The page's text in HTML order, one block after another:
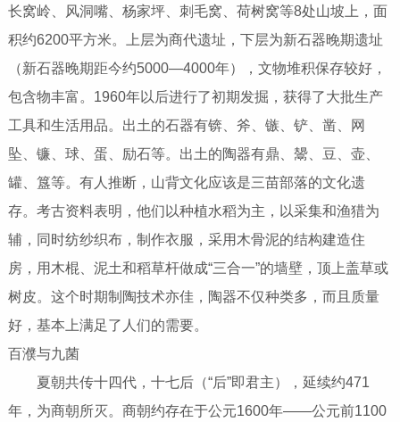
长窝岭、风洞嘴、杨家坪、刺毛窝、荷树窝等8处山坡上，面
积约6200平方米。上层为商代遗址，下层为新石器晚期遗址
（新石器晚期距今约5000—4000年），文物堆积保存较好，
包含物丰富。1960年以后进行了初期发掘，获得了大批生产
工具和生活用品。出土的石器有锛、斧、镞、铲、凿、网
坠、镰、球、蛋、励石等。出土的陶器有鼎、鬹、豆、壶、
罐、簋等。有人推断，山背文化应该是三苗部落的文化遗
存。考古资料表明，他们以种植水稻为主，以采集和渔猎为
辅，同时纺纱织布，制作衣服，采用木骨泥的结构建造住
房，用木棍、泥土和稻草杆做成“三合一”的墙壁，顶上盖草或
树皮。这个时期制陶技术亦佳，陶器不仅种类多，而且质量
好，基本上满足了人们的需要。
百濮与九菌
夏朝共传十四代，十七后（“后”即君主），延续约471
年，为商朝所灭。商朝约存在于公元1600年——公元前1100